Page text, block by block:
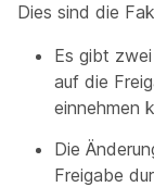
Dies sind die
Es gibt
auf die
einnehmen
Die
Freigabe